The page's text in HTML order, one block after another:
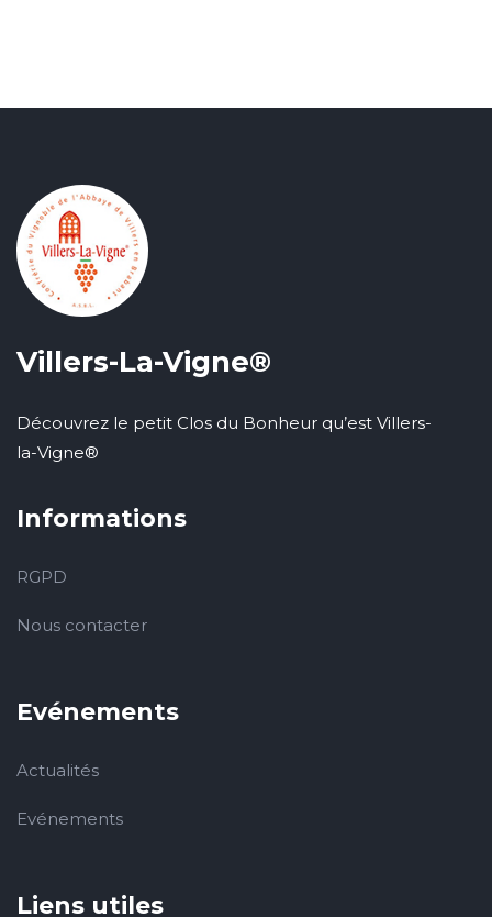
Villers-La-Vigne®
Découvrez le petit Clos du Bonheur qu’est Villers-
la-Vigne®
Informations
RGPD
Nous contacter
Evénements
Actualités
Evénements
Liens utiles